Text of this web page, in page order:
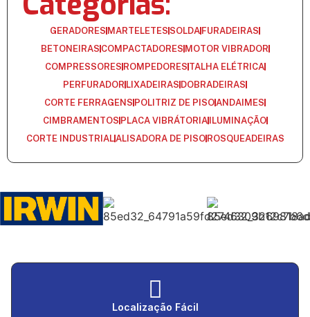
GERADORES MARTELETES SOLDA FURADEIRAS
BETONEIRASCOMPACTADORESMOTOR VIBRADOR
COMPRESSORESROMPEDORESTALHA ELÉTRICA
PERFURADOR LIXADEIRAS DOBRADEIRAS
CORTE FERRAGENS POLITRIZ DE PISO ANDAIMES
CIMBRAMENTOSPLACA VIBRÁTORIAILUMINAÇÃO
CORTE INDUSTRIALALISADORA DE PISOROSQUEADEIRAS
Localização Fácil